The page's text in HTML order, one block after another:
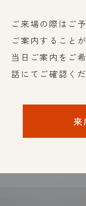
ご来場の際はご
ご案内すること
当日ご案内をご
話にてご確認くだ
来